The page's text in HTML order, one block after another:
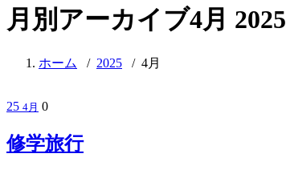
月別アーカイブ4月 2025
ホーム / 2025 / 4月
25 4月 0
修学旅行